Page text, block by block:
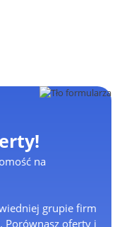
na
grupie firm
Porównasz oferty i